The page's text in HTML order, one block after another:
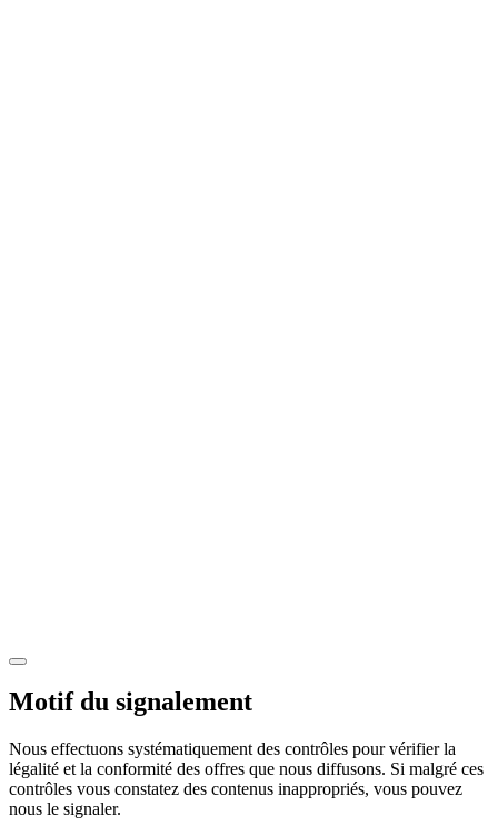
Motif du signalement
Nous effectuons systématiquement des contrôles pour vérifier la
légalité et la conformité des offres que nous diffusons. Si malgré ces
contrôles vous constatez des contenus inappropriés, vous pouvez
nous le signaler.